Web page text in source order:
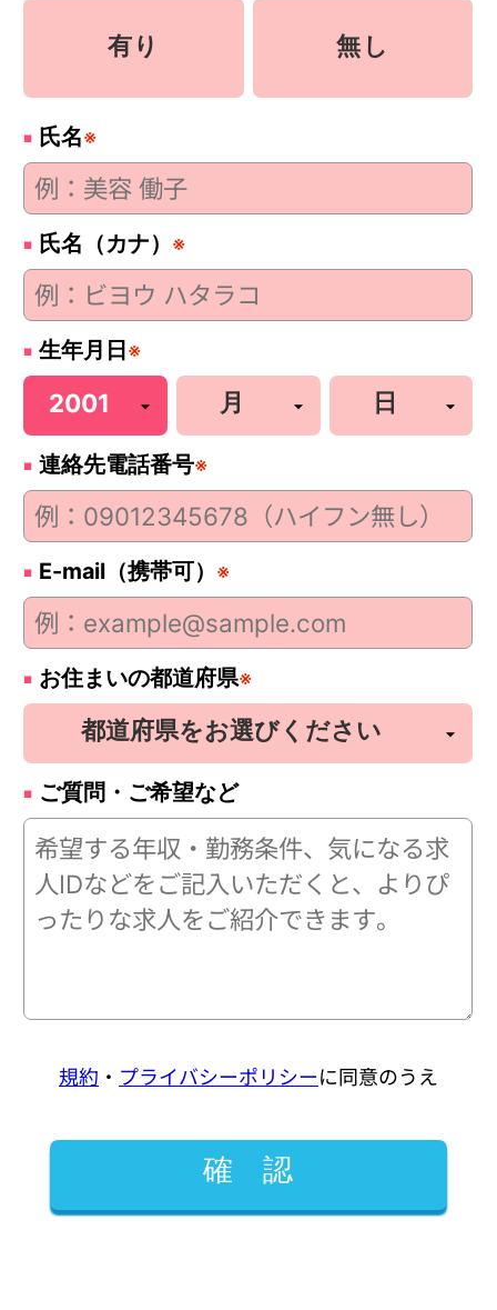
有り 無し
氏名※
氏名（カナ） ※
生年月日 ※
連絡先電話番号※
E-mail（携帯可） ※
お住まいの都道府県※
ご質問・ご希望など
規約 ・ プライバシーポリシーに同意のうえ